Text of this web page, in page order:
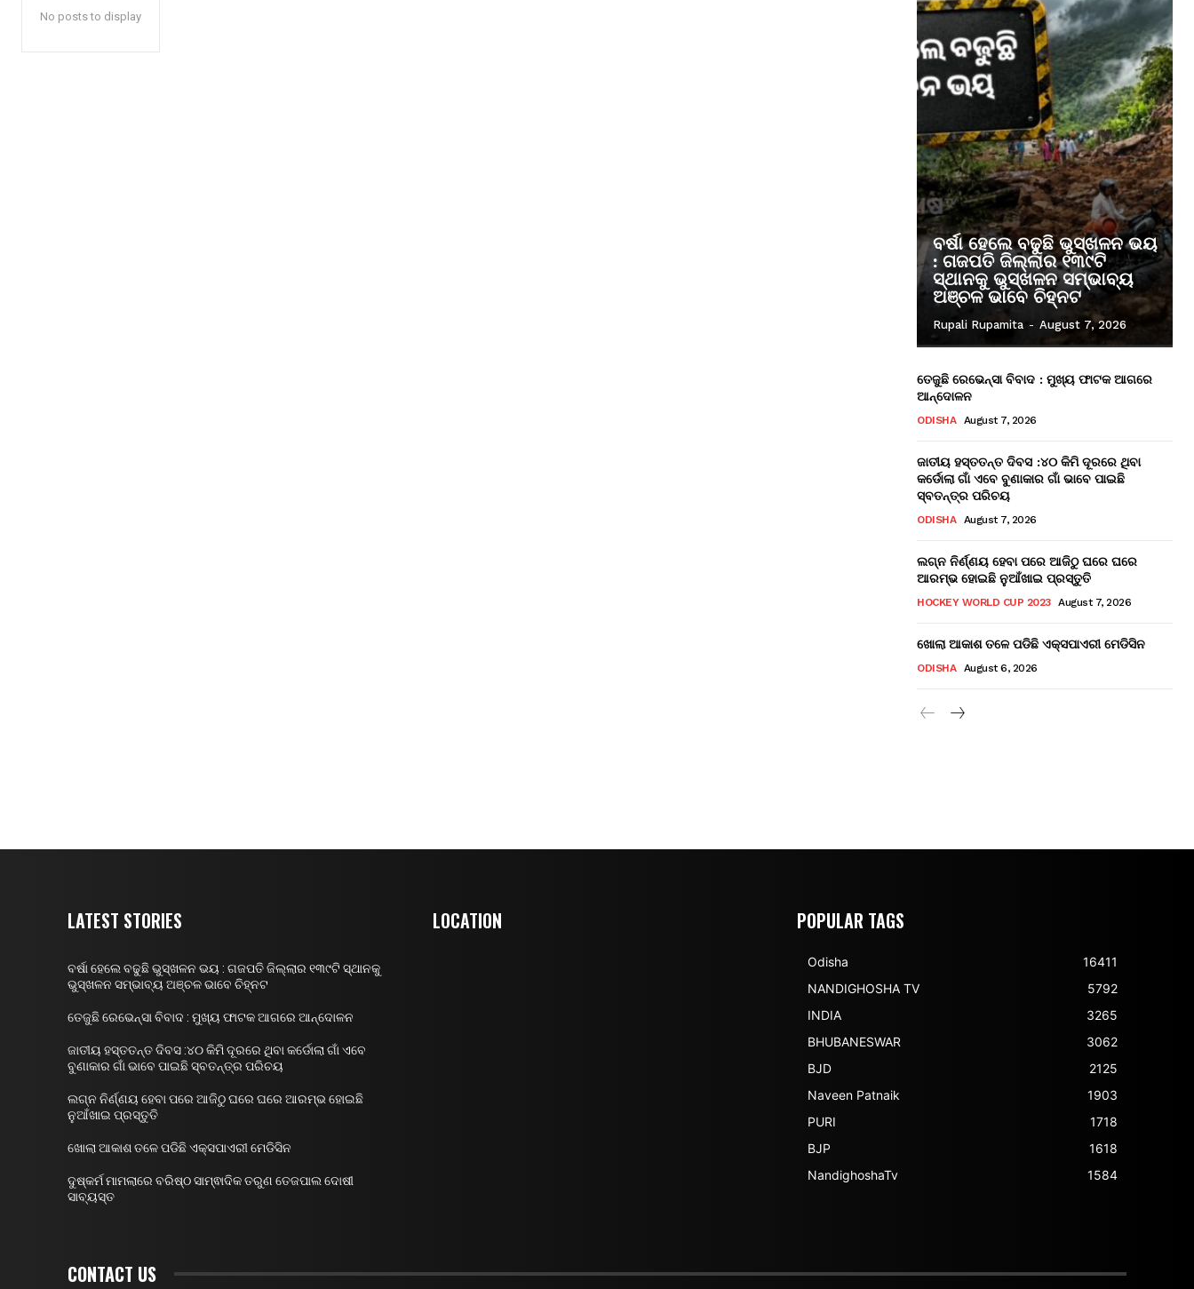
No posts to display
ବର୍ଷା ହେଲେ ବଢୁଛି ଭୁସ୍ଖଳନ ଭୟ
: ଗଜପତି ଜିଲ୍ଲାର ୧୩୯ଟି
ସ୍ଥାନକୁ ଭୁସ୍ଖଳନ ସମ୍ଭାବ୍ୟ
ଅଞ୍ଚଳ ଭାବେ ଚିହ୍ନଟ
Rupali Rupamita - August 7, 2026
ତେଜୁଛି ରେଭେନ୍ସା ବିବାଦ : ମୁଖ୍ୟ ଫାଟକ ଆଗରେ
ଆନ୍ଦୋଳନ
ODISHA August 7, 2026
ଜାତୀୟ ହସ୍ତତନ୍ତ ଦିବସ :୪୦ କିମି ଦୂରରେ ଥିବା
କର୍ଡୋଲା ଗାଁ ଏବେ ବୁଣାକାର ଗାଁ ଭାବେ ପାଇଛି
ସ୍ବତନ୍ତ୍ର ପରିଚୟ
ODISHA August 7, 2026
ଲଗ୍ନ ନିର୍ଣ୍ଣୟ ହେବା ପରେ ଆଜିଠୁ ଘରେ ଘରେ
ଆରମ୍ଭ ହୋଇଛି ନୁଆଁଖାଇ ପ୍ରସ୍ତୁତି
HOCKEY WORLD CUP 2023 August 7, 2026
ଖୋଲା ଆକାଶ ତଳେ ପଡିଛି ଏକ୍ସପାଏରୀ ମେଡିସିନ
ODISHA August 6, 2026
LATEST STORIES
ବର୍ଷା ହେଲେ ବଢୁଛି ଭୁସ୍ଖଳନ ଭୟ : ଗଜପତି ଜିଲ୍ଲାର ୧୩୯ଟି ସ୍ଥାନକୁ
ଭୁସ୍ଖଳନ ସମ୍ଭାବ୍ୟ ଅଞ୍ଚଳ ଭାବେ ଚିହ୍ନଟ
ତେଜୁଛି ରେଭେନ୍ସା ବିବାଦ : ମୁଖ୍ୟ ଫାଟକ ଆଗରେ ଆନ୍ଦୋଳନ
ଜାତୀୟ ହସ୍ତତନ୍ତ ଦିବସ :୪୦ କିମି ଦୂରରେ ଥିବା କର୍ଡୋଲା ଗାଁ ଏବେ
ବୁଣାକାର ଗାଁ ଭାବେ ପାଇଛି ସ୍ବତନ୍ତ୍ର ପରିଚୟ
ଲଗ୍ନ ନିର୍ଣ୍ଣୟ ହେବା ପରେ ଆଜିଠୁ ଘରେ ଘରେ ଆରମ୍ଭ ହୋଇଛି
ନୁଆଁଖାଇ ପ୍ରସ୍ତୁତି
ଖୋଲା ଆକାଶ ତଳେ ପଡିଛି ଏକ୍ସପାଏରୀ ମେଡିସିନ
ଦୁଷ୍କର୍ମ ମାମଲାରେ ବରିଷ୍ଠ ସାମ୍ଵାଦିକ ତରୁଣ ତେଜପାଲ ଦୋଷୀ
ସାବ୍ୟସ୍ତ
LOCATION POPULAR TAGS
Odisha
16411
NANDIGHOSHA TV
5792
INDIA
3265
BHUBANESWAR
3062
BJD
2125
Naveen Patnaik
1903
PURI
1718
BJP
1618
NandighoshaTv
1584
CONTACT US